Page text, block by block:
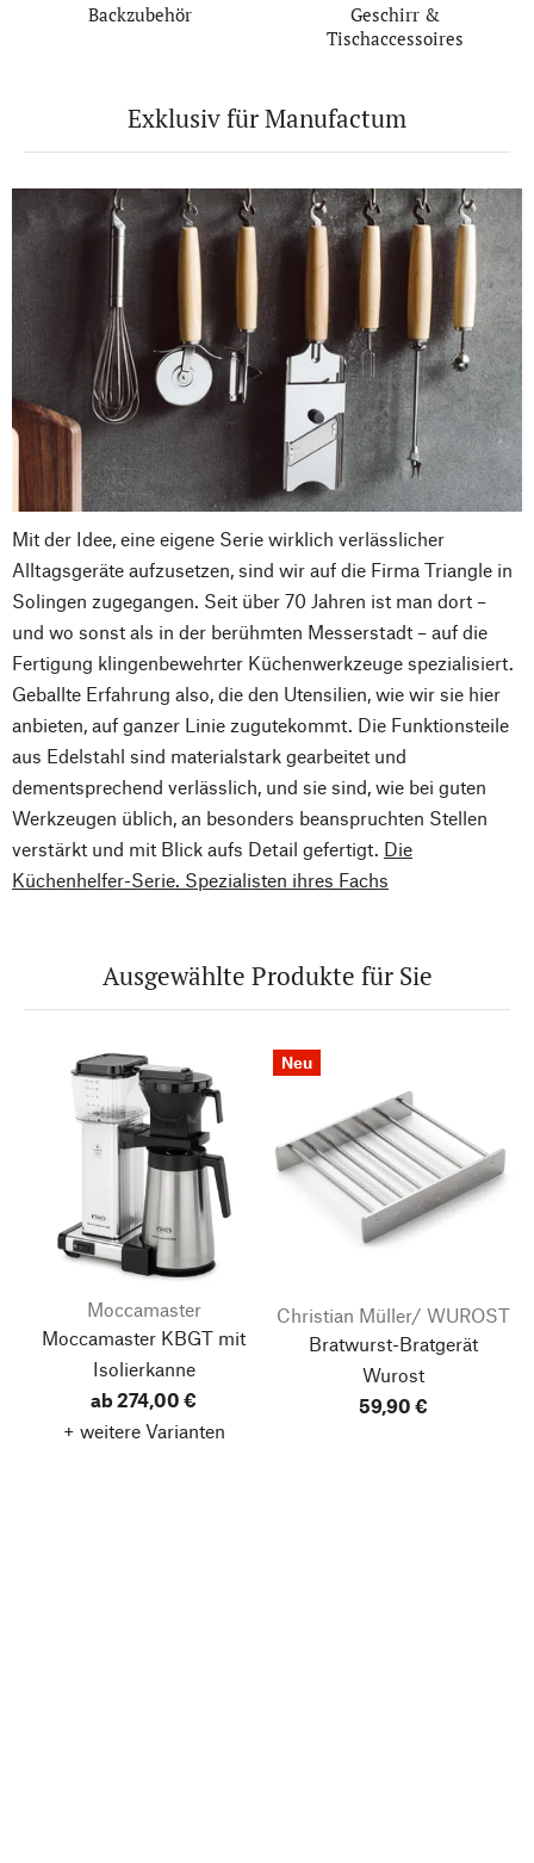
Backzubehör
Geschirr &
Tischaccessoires
Exklusiv für Manufactum
Mit der Idee, eine eigene Serie wirklich verlässlicher
Alltagsgeräte aufzusetzen, sind wir auf die Firma Triangle in
Solingen zugegangen. Seit über 70 Jahren ist man dort –
und wo sonst als in der berühmten Messerstadt – auf die
Fertigung klingenbewehrter Küchenwerkzeuge spezialisiert.
Geballte Erfahrung also, die den Utensilien, wie wir sie hier
anbieten, auf ganzer Linie zugutekommt. Die Funktionsteile
aus Edelstahl sind materialstark gearbeitet und
dementsprechend verlässlich, und sie sind, wie bei guten
Werkzeugen üblich, an besonders beanspruchten Stellen
verstärkt und mit Blick aufs Detail gefertigt. Die
Küchenhelfer-Serie. Spezialisten ihres Fachs
Ausgewählte Produkte für Sie
Moccamaster
Moccamaster KBGT mit
Isolierkanne
ab 274,00 €
+ weitere Varianten
Neu
Christian Müller/ WUROST
Bratwurst-Bratgerät
Wurost
59,90 €